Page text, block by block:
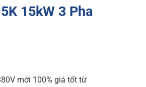
15kW 3 Pha
mới 100% giá tốt từ